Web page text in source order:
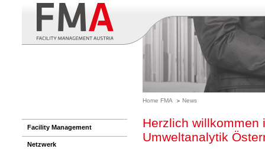
Home FMA News
Facility Management
Netzwerk
Herzlich willkommen
Umweltanalytik